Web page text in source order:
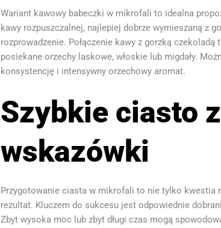
Wariant kawowy babeczki w mikrofali to idealna
kawy rozpuszczalnej, najlepiej dobrze wymieszaną z
rozprowadzenie. Połączenie kawy z gorzką
posiekane orzechy laskowe, włoskie lub migdały.
konsystencję i intensywny orzechowy aromat.
Szybkie ciasto
wskazówki
Przygotowanie ciasta w mikrofali to nie tylko kwestia
rezultat. Kluczem do sukcesu jest odpowiednie
Zbyt wysoka moc lub zbyt długi czas mogą